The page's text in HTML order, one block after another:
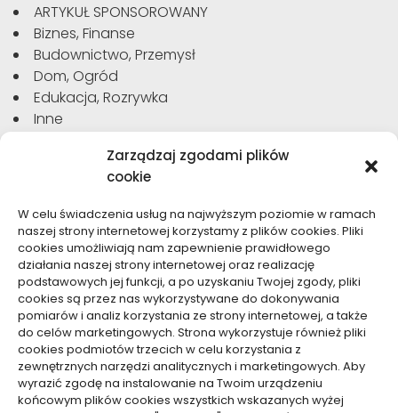
Zarządzaj zgodami plików
cookie
W celu świadczenia usług na najwyższym poziomie w ramach
naszej strony internetowej korzystamy z plików cookies. Pliki
cookies umożliwiają nam zapewnienie prawidłowego
działania naszej strony internetowej oraz realizację
podstawowych jej funkcji, a po uzyskaniu Twojej zgody, pliki
cookies są przez nas wykorzystywane do dokonywania
pomiarów i analiz korzystania ze strony internetowej, a także
do celów marketingowych. Strona wykorzystuje również pliki
cookies podmiotów trzecich w celu korzystania z
zewnętrznych narzędzi analitycznych i marketingowych. Aby
wyrazić zgodę na instalowanie na Twoim urządzeniu
końcowym plików cookies wszystkich wskazanych wyżej
ARTYKUŁ SPONSOROWANY
Biznes, Finanse
Budownictwo, Przemysł
Dom, Ogród
Edukacja, Rozrywka
Inne
Motoryzacja, Transport
Sport, Turystyka
Usługi
Zdrowie, Medycyna
Dolącz do nas
Lubisz pisać teksty i chciałbyś się podzielić swoją
wiedzą z innymi? Dołącz do nas już teraz. Podziel się